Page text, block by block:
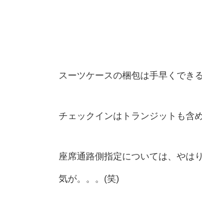
スーツケースの梱包は手早くでき
チェックインはトランジットも含
座席通路側指定については、やは
気が。。。(笑)